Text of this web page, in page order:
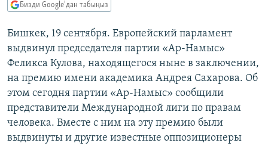
БҮГҮН АЗАТТЫКТА
ЭКСПЕРТТЕР ТАЛДАЙТ
БИЗ ЖАНА ДҮЙНӨ
ДАНИСТЕ
ЭЖЕ-СИҢДИЛЕР
АЗАТТЫК+
ЫҢГАЙСЫЗ СУРООЛОР
ПОДКАСТ
ӨЗГӨЧӨ ПИКИР
Русский
ОНЛАЙН ШЕРИНЕ
Бизди Google'дан табыңыз
Бишкек, 19 сентября. Европейский парламент
выдвинул председателя партии «Ар-Намыс»
Феликса Кулова, находящегося ныне в заключении,
на премию имени академика Андрея Сахарова. Об
этом сегодня партии «Ар-Намыс» сообщили
представители Международной лиги по правам
человека. Вместе с ним на эту премию были
выдвинуты и другие известные оппозиционеры